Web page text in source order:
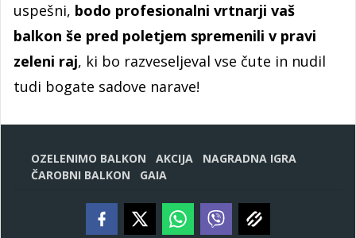
uspešni, bodo profesionalni vrtnarji vaš
balkon še pred poletjem spremenili v pravi
zeleni raj, ki bo razveseljeval vse čute in nudil
tudi bogate sadove narave!
OZELENIMO BALKON AKCIJA
NAGRADNA IGRA
ČAROBNI BALKON
GAIA